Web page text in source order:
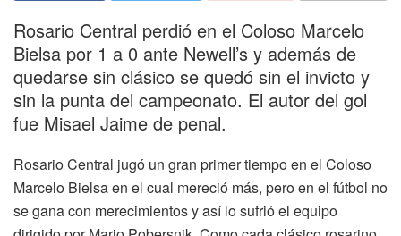
Rosario Central perdió en el Coloso Marcelo
Bielsa por 1 a 0 ante Newell’s y además de
quedarse sin clásico se quedó sin el invicto y
sin la punta del campeonato. El autor del gol
fue Misael Jaime de penal.
Rosario Central jugó un gran primer tiempo en el Coloso
Marcelo Bielsa en el cual mereció más, pero en el fútbol no
se gana con merecimientos y así lo sufrió el equipo